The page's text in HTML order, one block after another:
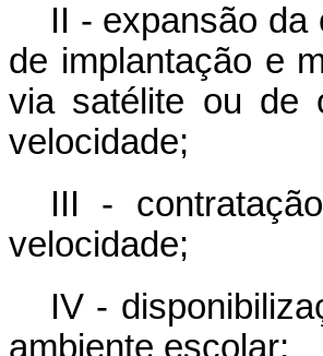
II - expansão da
de implantação e
via satélite ou de
velocidade;
III -
velocidade;
IV -
ambiente escolar;